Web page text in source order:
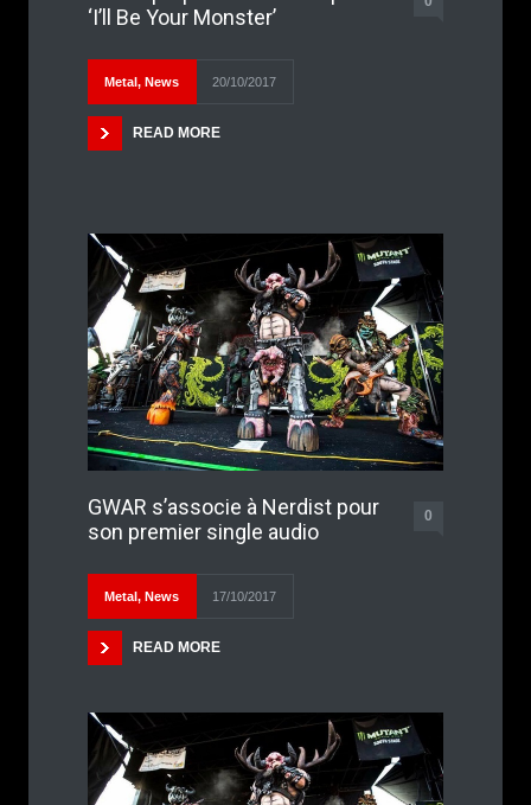
‘I’ll Be Your Monster’
Metal , News 20/10/2017
READ MORE
GWAR s’associe à Nerdist pour
son premier single audio
0
Metal , News 17/10/2017
READ MORE